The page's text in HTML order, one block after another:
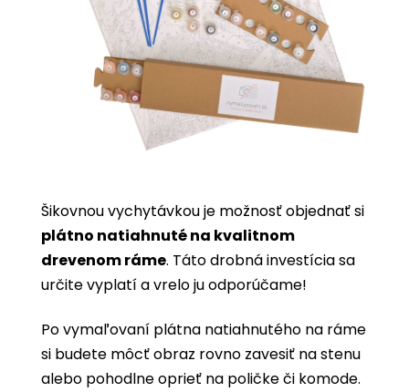
Šikovnou vychytávkou je možnosť objednať si
plátno natiahnuté na kvalitnom
drevenom ráme. Táto drobná investícia sa
určite vyplatí a vrelo ju odporúčame!
Po vymaľovaní plátna natiahnutého na ráme
si budete môcť obraz rovno zavesiť na stenu
alebo pohodlne oprieť na poličke či komode.